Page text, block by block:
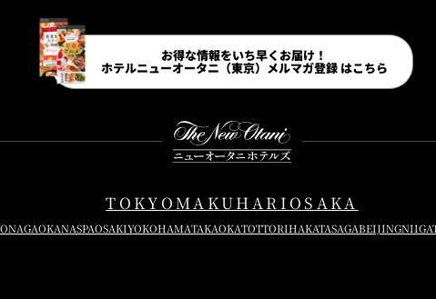
お得な情報をいち早くお届け！
ホテルニューオータニ（東京） メルマガ登録 はこちら
TOKYOMAKUHARI OSAKA
NAGAOKANASPAOSAKIYOKOHAMATAKAOKATOTTORIHAKATASAGABEIJING